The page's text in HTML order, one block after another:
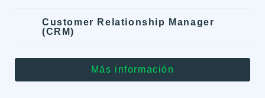
Customer Relationship Manager
(CRM)
Más información